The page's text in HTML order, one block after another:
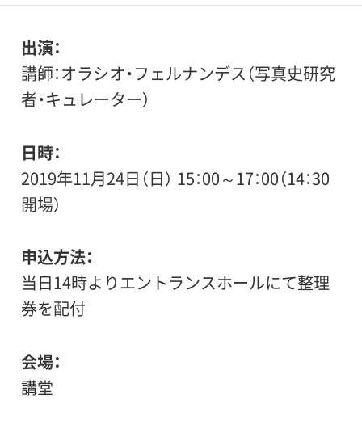
出演
講師：オラシオ・フェルナンデス（写真史研究
者・キュレーター）
日時
2019年11月24日（日） 15：00～17：00（14：30
開場）
申込方法
当日14時よりエントランスホールにて整理
券を配付
会場
講堂